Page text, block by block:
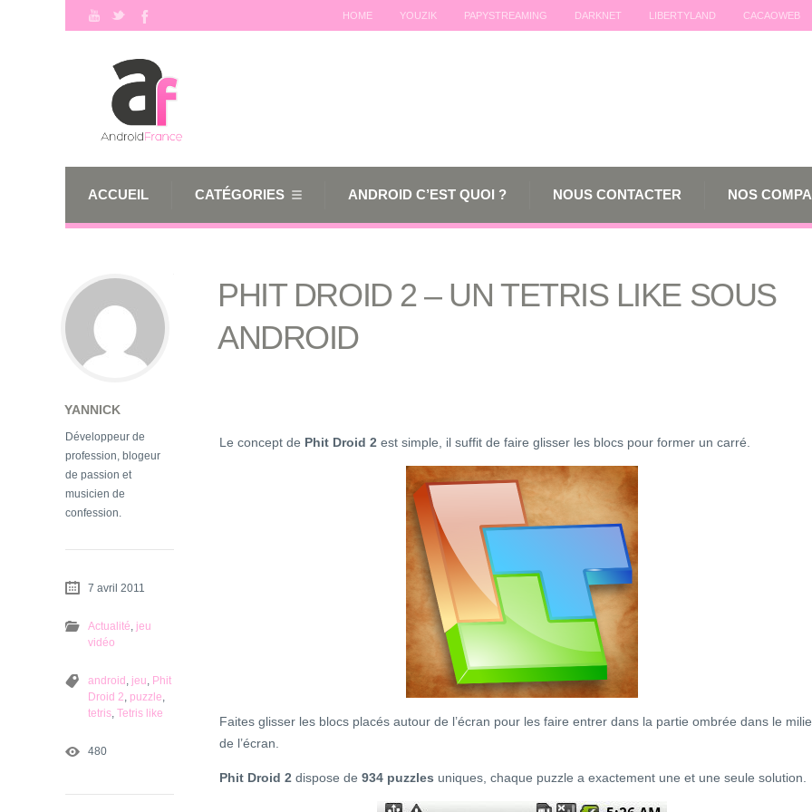
HOME YOUZIK PAPYSTREAMING DARKNET LIBERTYLAND CACAOWEB
ACCUEIL CATÉGORIES ANDROID C’EST QUOI ? NOUS CONTACTER NOS
PHIT DROID 2 – UN TETRIS LIKE SOUS
ANDROID
Le concept de Phit Droid 2 est simple, il suffit de faire glisser les blocs pour former un carré.
Faites glisser les blocs placés autour de l’écran pour les faire entrer dans la partie ombrée dans le
de l’écran.
Phit Droid 2 dispose de 934 puzzles uniques, chaque puzzle a exactement une et une seule solution.
YANNICK
Développeur de
profession, blogeur
de passion et
musicien de
confession.
7 avril 2011
Actualité jeu
vidéo
android jeu Phit
Droid 2 puzzle
tetris Tetris like
480